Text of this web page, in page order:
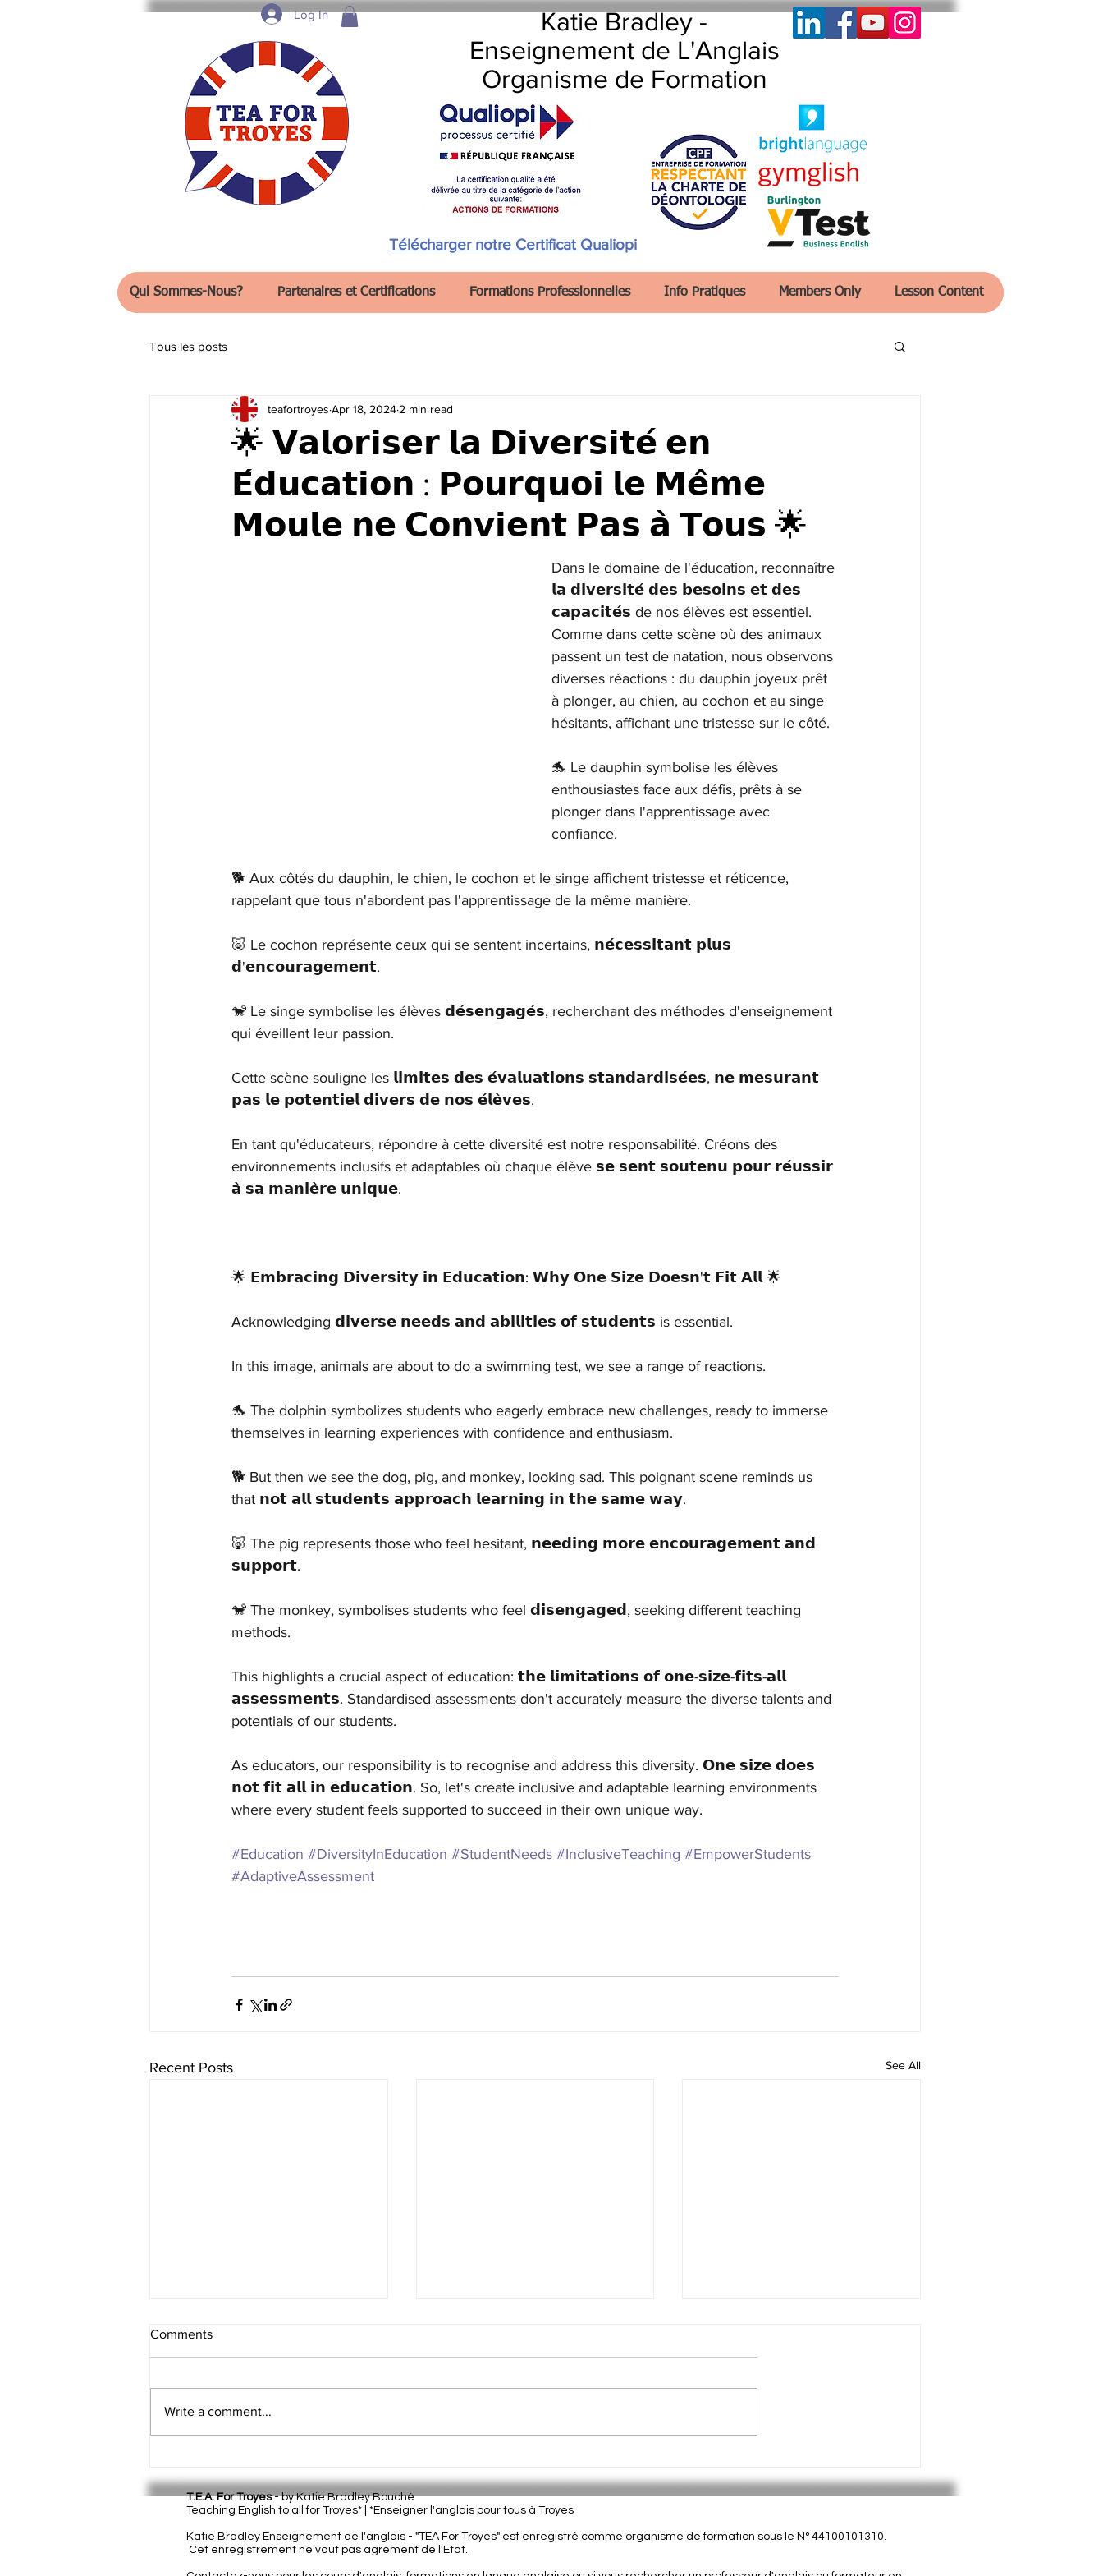
Log In
Katie Bradley -
Enseignement de L'Anglais
Organisme de Formation
Télécharger notre Certificat Qualiopi
Qui Sommes-Nous? Partenaires et Certifications Formations Professionnelles Info Pratiques Members Only Lesson Content
Tous les posts
🌟 𝗩𝗮𝗹𝗼𝗿𝗶𝘀𝗲𝗿 𝗹𝗮 𝗗𝗶𝘃𝗲𝗿𝘀𝗶𝘁𝗲́ 𝗲𝗻
𝗘́𝗱𝘂𝗰𝗮𝘁𝗶𝗼𝗻 : 𝗣𝗼𝘂𝗿𝗾𝘂𝗼𝗶 𝗹𝗲 𝗠𝗲̂𝗺𝗲
𝗠𝗼𝘂𝗹𝗲 𝗻𝗲 𝗖𝗼𝗻𝘃𝗶𝗲𝗻𝘁 𝗣𝗮𝘀 𝗮̀ 𝗧𝗼𝘂𝘀 🌟
teafortroyes Apr 18, 2024 2 min read
Dans le domaine de l'éducation, reconnaître
𝗹𝗮 𝗱𝗶𝘃𝗲𝗿𝘀𝗶𝘁𝗲́ 𝗱𝗲𝘀 𝗯𝗲𝘀𝗼𝗶𝗻𝘀 𝗲𝘁 𝗱𝗲𝘀
𝗰𝗮𝗽𝗮𝗰𝗶𝘁𝗲́𝘀 de nos élèves est essentiel.
Comme dans cette scène où des animaux
passent un test de natation, nous observons
diverses réactions : du dauphin joyeux prêt
à plonger, au chien, au cochon et au singe
hésitants, affichant une tristesse sur le côté.
🐬 Le dauphin symbolise les élèves
enthousiastes face aux défis, prêts à se
plonger dans l'apprentissage avec
confiance.
🐕 Aux côtés du dauphin, le chien, le cochon et le singe affichent tristesse et réticence,
rappelant que tous n'abordent pas l'apprentissage de la même manière.
🐷 Le cochon représente ceux qui se sentent incertains, 𝗻𝗲́𝗰𝗲𝘀𝘀𝗶𝘁𝗮𝗻𝘁 𝗽𝗹𝘂𝘀
𝗱'𝗲𝗻𝗰𝗼𝘂𝗿𝗮𝗴𝗲𝗺𝗲𝗻𝘁.
🐒 Le singe symbolise les élèves 𝗱𝗲́𝘀𝗲𝗻𝗴𝗮𝗴𝗲́𝘀, recherchant des méthodes d'enseignement
qui éveillent leur passion.
Cette scène souligne les 𝗹𝗶𝗺𝗶𝘁𝗲𝘀 𝗱𝗲𝘀 𝗲́𝘃𝗮𝗹𝘂𝗮𝘁𝗶𝗼𝗻𝘀 𝘀𝘁𝗮𝗻𝗱𝗮𝗿𝗱𝗶𝘀𝗲́𝗲𝘀, 𝗻𝗲 𝗺𝗲𝘀𝘂𝗿𝗮𝗻𝘁
𝗽𝗮𝘀 𝗹𝗲 𝗽𝗼𝘁𝗲𝗻𝘁𝗶𝗲𝗹 𝗱𝗶𝘃𝗲𝗿𝘀 𝗱𝗲 𝗻𝗼𝘀 𝗲́𝗹𝗲̀𝘃𝗲𝘀.
En tant qu'éducateurs, répondre à cette diversité est notre responsabilité. Créons des
environnements inclusifs et adaptables où chaque élève 𝘀𝗲 𝘀𝗲𝗻𝘁 𝘀𝗼𝘂𝘁𝗲𝗻𝘂 𝗽𝗼𝘂𝗿 𝗿𝗲́𝘂𝘀𝘀𝗶𝗿
𝗮̀ 𝘀𝗮 𝗺𝗮𝗻𝗶𝗲̀𝗿𝗲 𝘂𝗻𝗶𝗾𝘂𝗲.
🌟 𝗘𝗺𝗯𝗿𝗮𝗰𝗶𝗻𝗴 𝗗𝗶𝘃𝗲𝗿𝘀𝗶𝘁𝘆 𝗶𝗻 𝗘𝗱𝘂𝗰𝗮𝘁𝗶𝗼𝗻: 𝗪𝗵𝘆 𝗢𝗻𝗲 𝗦𝗶𝘇𝗲 𝗗𝗼𝗲𝘀𝗻'𝘁 𝗙𝗶𝘁 𝗔𝗹𝗹 🌟
Acknowledging 𝗱𝗶𝘃𝗲𝗿𝘀𝗲 𝗻𝗲𝗲𝗱𝘀 𝗮𝗻𝗱 𝗮𝗯𝗶𝗹𝗶𝘁𝗶𝗲𝘀 𝗼𝗳 𝘀𝘁𝘂𝗱𝗲𝗻𝘁𝘀 is essential.
In this image, animals are about to do a swimming test, we see a range of reactions.
🐬 The dolphin symbolizes students who eagerly embrace new challenges, ready to immerse
themselves in learning experiences with confidence and enthusiasm.
🐕 But then we see the dog, pig, and monkey, looking sad. This poignant scene reminds us
that 𝗻𝗼𝘁 𝗮𝗹𝗹 𝘀𝘁𝘂𝗱𝗲𝗻𝘁𝘀 𝗮𝗽𝗽𝗿𝗼𝗮𝗰𝗵 𝗹𝗲𝗮𝗿𝗻𝗶𝗻𝗴 𝗶𝗻 𝘁𝗵𝗲 𝘀𝗮𝗺𝗲 𝘄𝗮𝘆.
🐷 The pig represents those who feel hesitant, 𝗻𝗲𝗲𝗱𝗶𝗻𝗴 𝗺𝗼𝗿𝗲 𝗲𝗻𝗰𝗼𝘂𝗿𝗮𝗴𝗲𝗺𝗲𝗻𝘁 𝗮𝗻𝗱
𝘀𝘂𝗽𝗽𝗼𝗿𝘁.
🐒 The monkey, symbolises students who feel 𝗱𝗶𝘀𝗲𝗻𝗴𝗮𝗴𝗲𝗱, seeking different teaching
methods.
This highlights a crucial aspect of education: 𝘁𝗵𝗲 𝗹𝗶𝗺𝗶𝘁𝗮𝘁𝗶𝗼𝗻𝘀 𝗼𝗳 𝗼𝗻𝗲-𝘀𝗶𝘇𝗲-𝗳𝗶𝘁𝘀-𝗮𝗹𝗹
𝗮𝘀𝘀𝗲𝘀𝘀𝗺𝗲𝗻𝘁𝘀. Standardised assessments don't accurately measure the diverse talents and
potentials of our students.
As educators, our responsibility is to recognise and address this diversity. 𝗢𝗻𝗲 𝘀𝗶𝘇𝗲 𝗱𝗼𝗲𝘀
𝗻𝗼𝘁 𝗳𝗶𝘁 𝗮𝗹𝗹 𝗶𝗻 𝗲𝗱𝘂𝗰𝗮𝘁𝗶𝗼𝗻. So, let's create inclusive and adaptable learning environments
where every student feels supported to succeed in their own unique way.
#Education #DiversityInEducation #StudentNeeds #InclusiveTeaching #EmpowerStudents
#AdaptiveAssessment
Recent Posts See All
grammar rules to ever appear
in English textbooks
English
Comments
Write a comment...
T.E.A. For Troyes- by Katie Bradley Bouché
Teaching English to all for Troyes* | *Enseigner l'anglais pour tous à Troyes
Katie Bradley Enseignement de l'anglais - "TEA For Troyes" est enregistré comme organisme de formation sous le N° 44100101310.
Cet enregistrement ne vaut pas agrément de l'Etat.